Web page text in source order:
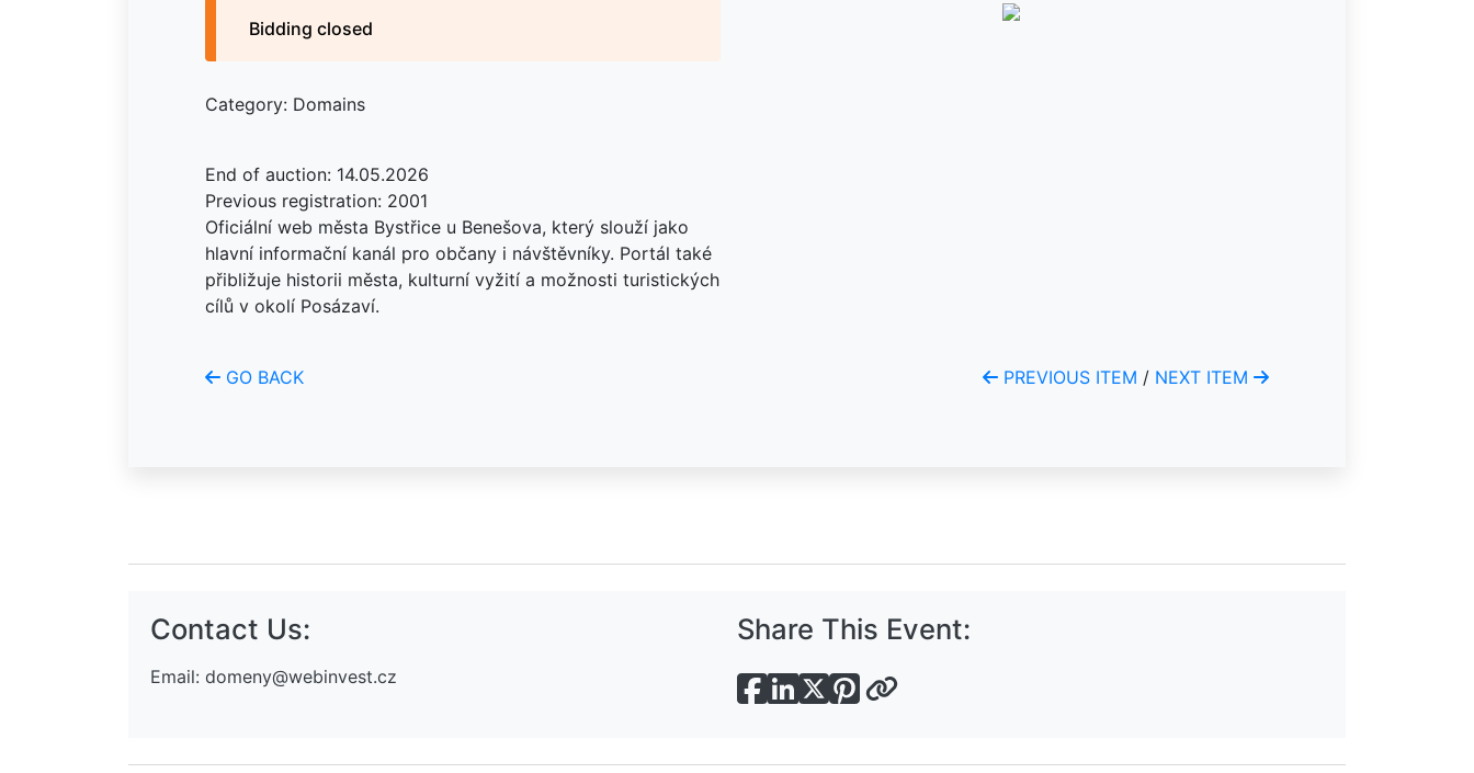
Bidding closed
Category: Domains
End of auction: 14.05.2026
Previous registration: 2001
Oficiální web města Bystřice u Benešova, který slouží jako
hlavní informační kanál pro občany i návštěvníky. Portál také
přibližuje historii města, kulturní vyžití a možnosti turistických
cílů v okolí Posázaví.
GO BACK PREVIOUS ITEM / NEXT ITEM
Contact Us:
Email: domeny@webinvest.cz
Share This Event: